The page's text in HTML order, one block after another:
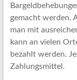
gemacht werden.
man mit
kann an vielen
bezahlt werden.
Zahlungsmittel.